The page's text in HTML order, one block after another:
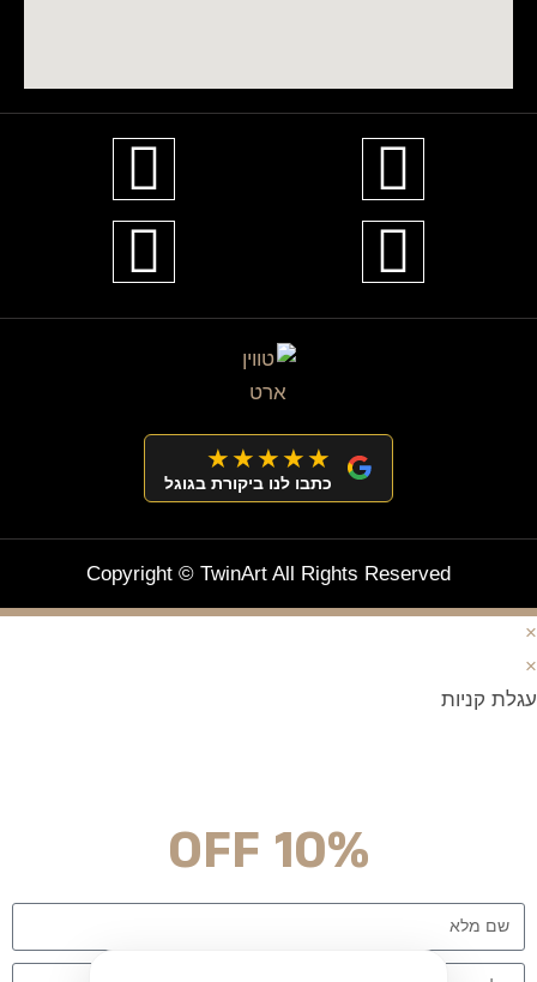
★★★★★
כתבו לנו ביקורת בגוגל
Copyright © TwinArt All Rights Reserved
×
×
עגלת קניות
10% OFF